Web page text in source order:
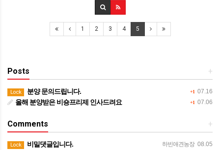
1 2 3 4 5
+
Posts
+1 07.16
Lock 분양 문의드립니다.
+1 07.06
올해 분양받은 비숑프리제 인사드려요
+
Comments
하빈애견농장 08.05
Lock 비밀댓글입니다.